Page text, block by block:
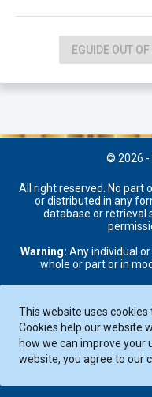
This website uses cookies
Cookies help our website
how we can improve your
website, you agree to our
EGUIDE OUT
© 2026 -
All right reserved. No part
or distributed in any
database or retrieval
Warning: Any individual
whole or part or in